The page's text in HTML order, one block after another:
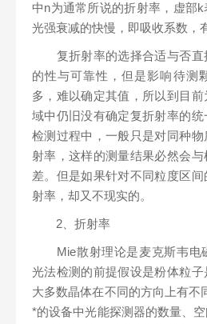
中n为通常所说的折射率，虚部
光强衰减的快慢，即吸收系数，
复折射率的选择合适与否直
的性与可靠性，但是影响待测
多，难以确定其值，所以到目
域中仍旧没有确定复折射率的
检测过程中，一般只是对同种
射率，这样的测量结果必然会
差。但是如果针对不同粒度区
射率，却又不现实的。
2、折射率
Mie散射理论是麦克斯韦电
光法检测的前提假设是粉体粒子
大多数晶体在不同的方向上有不
*的设备中光能探测器的数量、